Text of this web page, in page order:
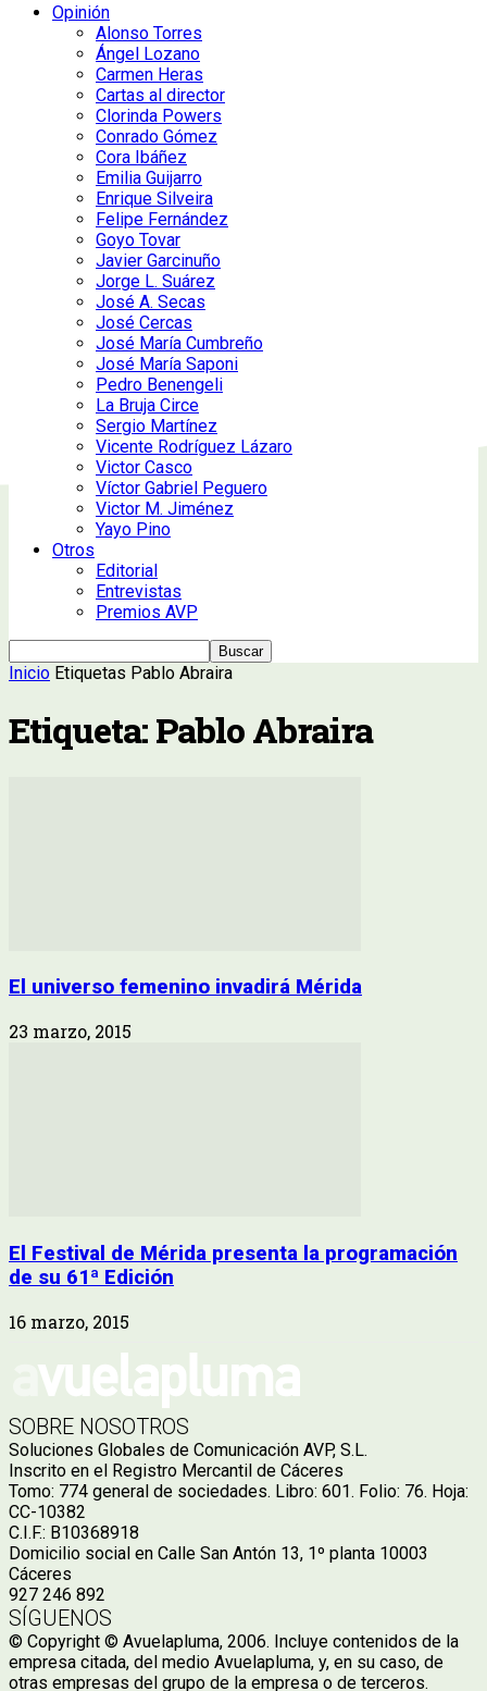
Opinión
Alonso Torres
Ángel Lozano
Carmen Heras
Cartas al director
Clorinda Powers
Conrado Gómez
Cora Ibáñez
Emilia Guijarro
Enrique Silveira
Felipe Fernández
Goyo Tovar
Javier Garcinuño
Jorge L. Suárez
José A. Secas
José Cercas
José María Cumbreño
José María Saponi
Pedro Benengeli
La Bruja Circe
Sergio Martínez
Vicente Rodríguez Lázaro
Victor Casco
Víctor Gabriel Peguero
Victor M. Jiménez
Yayo Pino
Otros
Editorial
Entrevistas
Premios AVP
Inicio Etiquetas Pablo Abraira
Etiqueta: Pablo Abraira
El universo femenino invadirá Mérida
23 marzo, 2015
El Festival de Mérida presenta la programación
de su 61ª Edición
16 marzo, 2015
SOBRE NOSOTROS
Soluciones Globales de Comunicación AVP, S.L.
Inscrito en el Registro Mercantil de Cáceres
Tomo: 774 general de sociedades. Libro: 601. Folio: 76. Hoja:
CC-10382
C.I.F.: B10368918
Domicilio social en Calle San Antón 13, 1º planta 10003
Cáceres
927 246 892
SÍGUENOS
© Copyright © Avuelapluma, 2006. Incluye contenidos de la
empresa citada, del medio Avuelapluma, y, en su caso, de
otras empresas del grupo de la empresa o de terceros.